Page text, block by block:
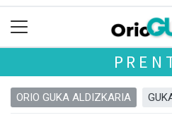
ORIO GUKA ALDIZKARIA